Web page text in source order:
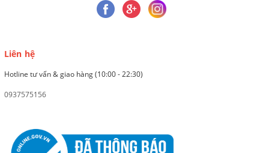
Liên hệ
Hotline tư vấn & giao hàng (10:00 - 22:30)
0937575156